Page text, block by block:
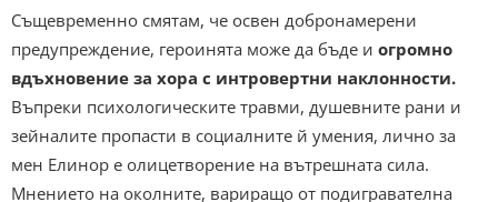
Същевременно смятам, че освен добронамерени
предупреждение, героинята може да бъде и огромно
вдъхновение за хора с интровертни наклонности.
Въпреки психологическите травми, душевните рани и
зейналите пропасти в социалните й умения, лично за
мен Елинор е олицетворение на вътрешната сила.
Мнението на околните, вариращо от подигравателна